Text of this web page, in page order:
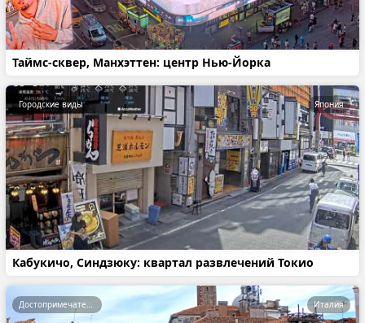
Таймс-сквер, Манхэттен: центр Нью-Йорка
Кабукичо, Синдзюку: квартал развлечений Токио
Городские виды Япония
Достопримечательности Италия